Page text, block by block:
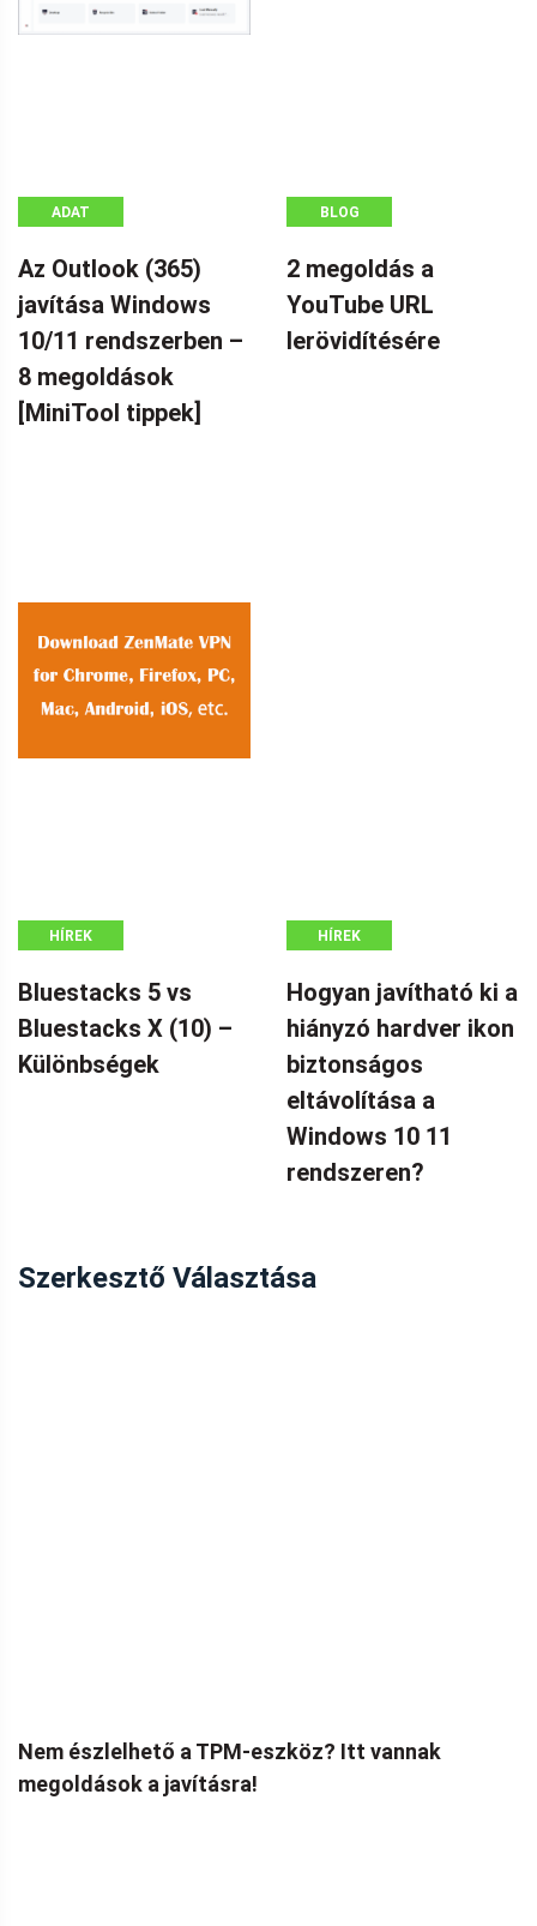
ADAT
Az Outlook (365)
javítása Windows
10/11 rendszerben –
8 megoldások
[MiniTool tippek]
BLOG
2 megoldás a
YouTube URL
lerövidítésére
HÍREK
Bluestacks 5 vs
Bluestacks X (10) –
Különbségek
HÍREK
Hogyan javítható ki a
hiányzó hardver ikon
biztonságos
eltávolítása a
Windows 10 11
rendszeren?
Szerkesztő Választása
Nem észlelhető a TPM-eszköz? Itt vannak
megoldások a javításra!